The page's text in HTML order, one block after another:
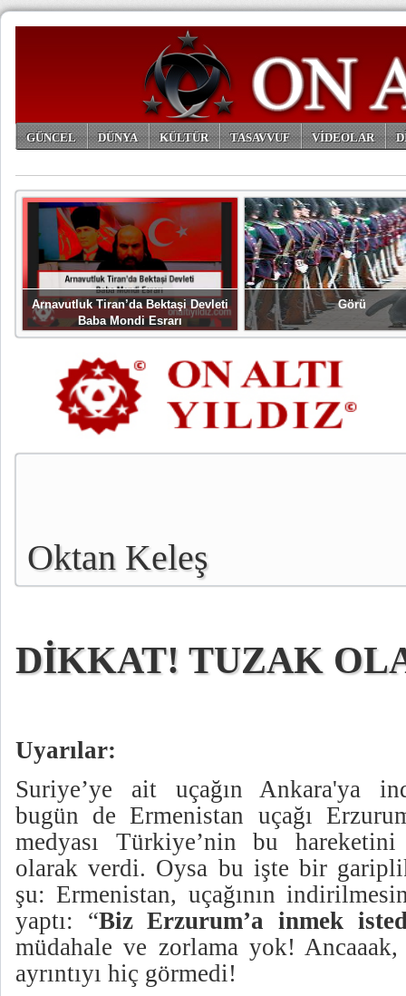
GÜNCEL DÜNYA KÜLTÜR TASAVVUF VİDEOLAR
Arnavutluk Tiran’da Bektaşi Devleti
Baba Mondi Esrarı
Görü
Oktan Keleş
DİKKAT! TUZAK
Uyarılar:
Suriye’ye ait uçağın Ankara'ya
bugün de Ermenistan uçağı
medyası Türkiye’nin bu
olarak verdi. Oysa bu işte bir
şu: Ermenistan, uçağının
yaptı: “Biz Erzurum’a inmek
müdahale ve zorlama yok!
ayrıntıyı hiç görmedi!